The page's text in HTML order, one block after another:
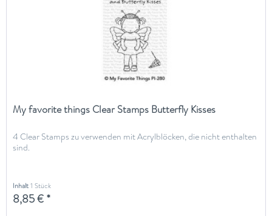
My favorite things Clear Stamps Butterfly Kisses
4 Clear Stamps zu verwenden mit Acrylblöcken, die nicht enthalten
sind.
Inhalt1 Stück
8,85 € *